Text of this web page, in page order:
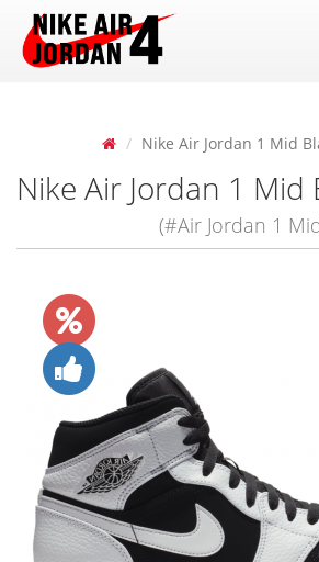
Nike Air Jordan 1 Mid
Nike Air Jordan 1 Mid
(#Air Jordan 1